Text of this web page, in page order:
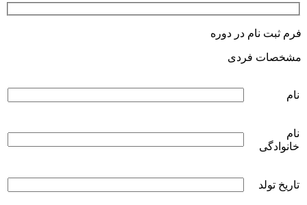
فرم ثبت نام در دوره
مشخصات فردی
نام
نام
خانوادگی
تاریخ تولد